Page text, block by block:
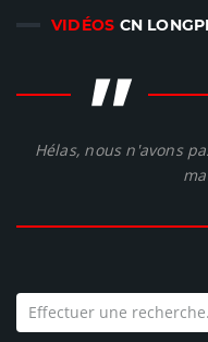
VIDÉOS CN
"
Hélas, nous n'avons